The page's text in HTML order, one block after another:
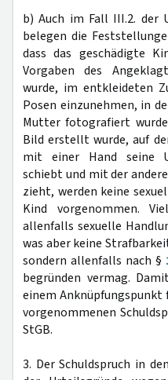
b) Auch im Fall III.2. der
belegen die
dass das geschädigte
Vorgaben des
wurde, im entkleideten
Posen einzunehmen, in
Mutter fotografiert
Bild erstellt wurde, auf
mit einer Hand seine
schiebt und mit der
zieht, werden keine
Kind vorgenommen.
allenfalls sexuelle
was aber keine
sondern allenfalls nach §
begründen vermag.
einem Anknüpfungspunkt
vorgenommenen
StGB.
3. Der Schuldspruch in